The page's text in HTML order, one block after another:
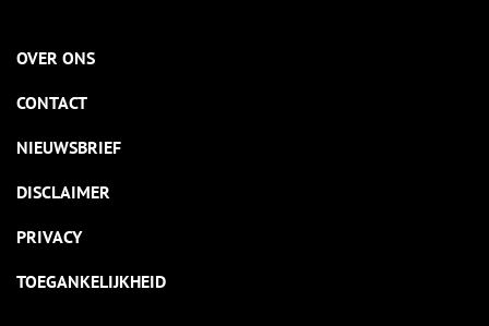
OVER ONS
CONTACT
NIEUWSBRIEF
DISCLAIMER
PRIVACY
TOEGANKELIJKHEID